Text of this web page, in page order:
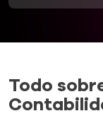
Todo